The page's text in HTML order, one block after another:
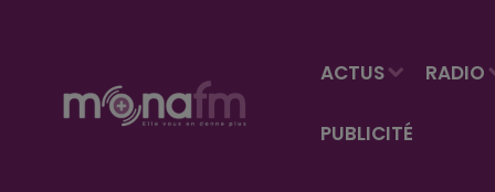
ACTUS RADIO
PUBLICITÉ